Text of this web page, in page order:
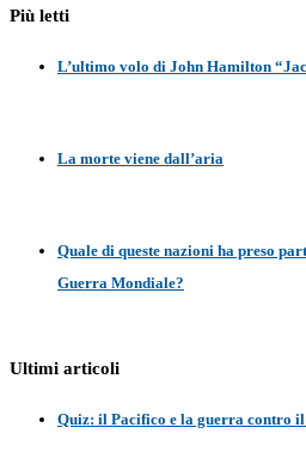
Più letti
L’ultimo volo di John Hamilton
La morte viene dall’aria
Quale di queste nazioni ha preso
Guerra Mondiale?
Ultimi articoli
Quiz: il Pacifico e la guerra contro